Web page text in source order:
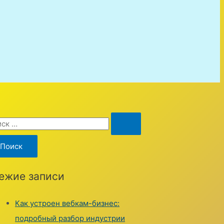
записи
Как устроен вебкам-бизнес:
подробный разбор индустрии